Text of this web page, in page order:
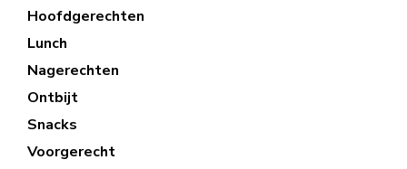
Hoofdgerechten
Lunch
Nagerechten
Ontbijt
Snacks
Voorgerecht